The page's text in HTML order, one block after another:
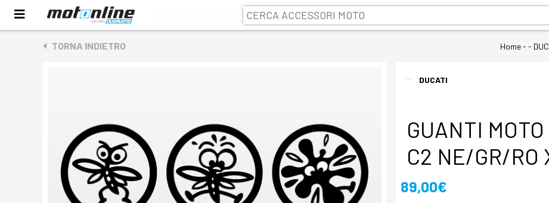
TORNA INDIETRO Home- -
DUCATI
GUANTI
C2 NE/GR/RO
89,00€